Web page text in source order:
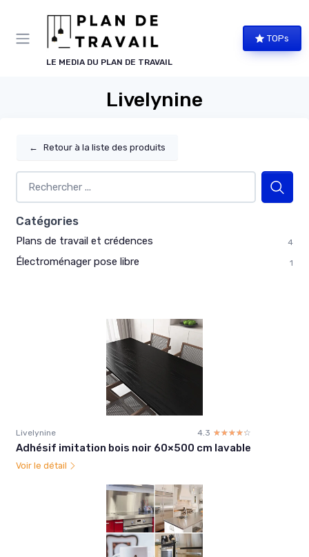
LE MEDIA DU PLAN DE TRAVAIL
TOPs
Livelynine
← Retour à la liste des produits
Catégories
Plans de travail et crédences 4
Électroménager pose libre 1
Livelynine 4.3 ☆☆☆☆☆
★★★★★
Adhésif imitation bois noir 60×500 cm lavable
Voir le détail